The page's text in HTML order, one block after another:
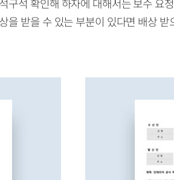
구석 확인해 하자에 대해서는 보수 요
을 받을 수 있는 부분이 있다면 배상 받